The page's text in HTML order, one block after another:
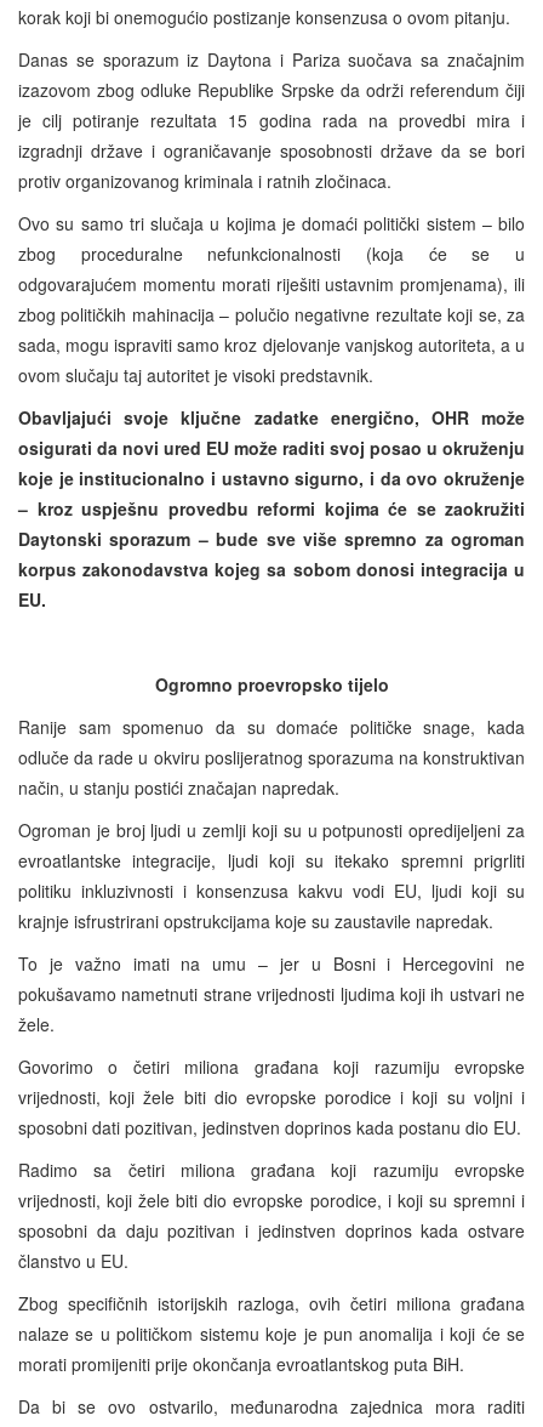
korak koji bi onemogućio postizanje konsenzusa o ovom pitanju.
Danas se sporazum iz Daytona i Pariza suočava sa značajnim
izazovom zbog odluke Republike Srpske da održi referendum čiji
je cilj potiranje rezultata 15 godina rada na provedbi mira i
izgradnji države i ograničavanje sposobnosti države da se bori
protiv organizovanog kriminala i ratnih zločinaca.
Ovo su samo tri slučaja u kojima je domaći politički sistem – bilo
zbog proceduralne nefunkcionalnosti (koja će se u
odgovarajućem momentu morati riješiti ustavnim promjenama), ili
zbog političkih mahinacija – polučio negativne rezultate koji se, za
sada, mogu ispraviti samo kroz djelovanje vanjskog autoriteta, a u
ovom slučaju taj autoritet je visoki predstavnik.
Obavljajući svoje ključne zadatke energično, OHR može
osigurati da novi ured EU može raditi svoj posao u okruženju
koje je institucionalno i ustavno sigurno, i da ovo okruženje
– kroz uspješnu provedbu reformi kojima će se zaokružiti
Daytonski sporazum – bude sve više spremno za ogroman
korpus zakonodavstva kojeg sa sobom donosi integracija u
EU.
Ogromno proevropsko tijelo
Ranije sam spomenuo da su domaće političke snage, kada
odluče da rade u okviru poslijeratnog sporazuma na konstruktivan
način, u stanju postići značajan napredak.
Ogroman je broj ljudi u zemlji koji su u potpunosti opredijeljeni za
evroatlantske integracije, ljudi koji su itekako spremni prigrliti
politiku inkluzivnosti i konsenzusa kakvu vodi EU, ljudi koji su
krajnje isfrustrirani opstrukcijama koje su zaustavile napredak.
To je važno imati na umu – jer u Bosni i Hercegovini ne
pokušavamo nametnuti strane vrijednosti ljudima koji ih ustvari ne
žele.
Govorimo o četiri miliona građana koji razumiju evropske
vrijednosti, koji žele biti dio evropske porodice i koji su voljni i
sposobni dati pozitivan, jedinstven doprinos kada postanu dio EU.
Radimo sa četiri miliona građana koji razumiju evropske
vrijednosti, koji žele biti dio evropske porodice, i koji su spremni i
sposobni da daju pozitivan i jedinstven doprinos kada ostvare
članstvo u EU.
Zbog specifičnih istorijskih razloga, ovih četiri miliona građana
nalaze se u političkom sistemu koje je pun anomalija i koji će se
morati promijeniti prije okončanja evroatlantskog puta BiH.
Da bi se ovo ostvarilo, međunarodna zajednica mora raditi